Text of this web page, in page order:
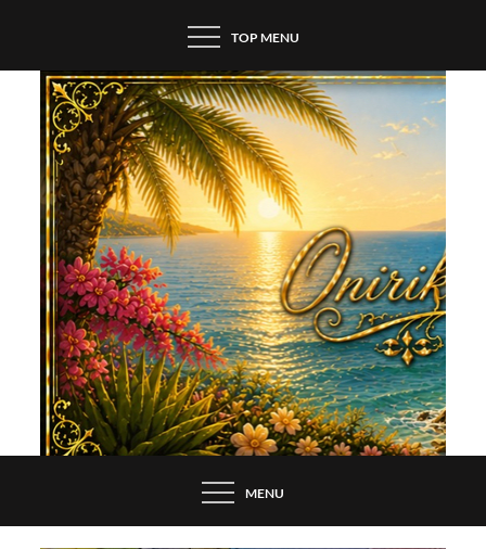
content
TOP MENU
MENU